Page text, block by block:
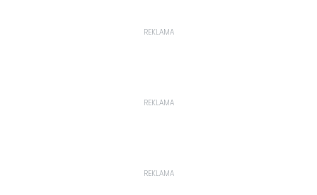
REKLAMA
REKLAMA
REKLAMA